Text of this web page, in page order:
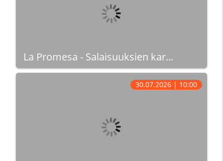
La Promesa - Salaisuuksien kar...
30.07.2026 | 10:00